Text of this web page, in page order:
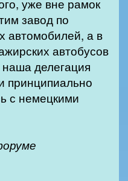
уже вне рамок
завод по
автомобилей, а в
автобусов
делегация
принципиально
с немецкими